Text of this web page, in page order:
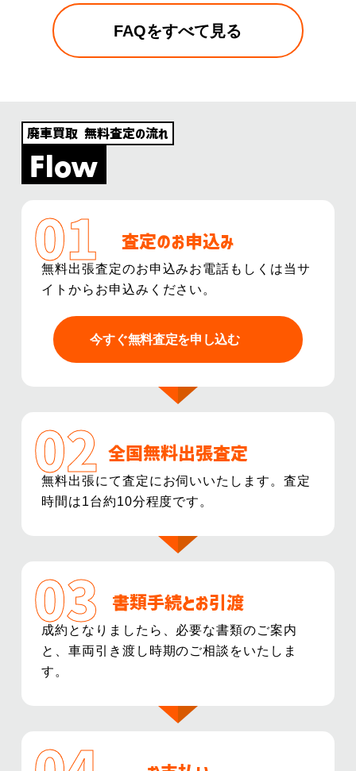
FAQをすべて見る
廃車買取 無料査定の流れ
Flow
査定のお申込み
無料出張査定のお申込みお電話もしくは当サ
イトからお申込みください。
今すぐ無料査定を申し込む
全国無料出張査定
無料出張にて査定にお伺いいたします。査定
時間は1台約10分程度です。
書類手続とお引渡
成約となりましたら、必要な書類のご案内
と、車両引き渡し時期のご相談をいたしま
す。